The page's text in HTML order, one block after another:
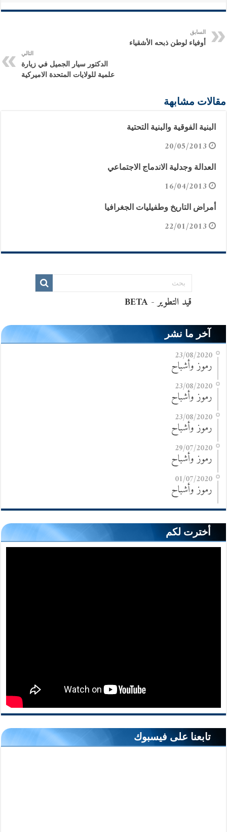
السابق
أوفياء لوطن ذبحه الأشقياء
التالي
الدكتور سيار الجميل في زيارة
علمية للولايات المتحدة الاميركية
مقالات مشابهة
البنية الفوقية والبنية التحتية
20/05/2013
العدالة وجدلية الاندماج الاجتماعي
16/04/2013
أمراض التاريخ وطفيليات الجغرافيا
22/01/2013
آخر ما نشر
23/08/2020
رموز وأشباح
23/08/2020
رموز وأشباح
23/08/2020
رموز وأشباح
29/07/2020
رموز وأشباح
01/07/2020
رموز وأشباح
أخترت لكم
تابعنا على فيسبوك